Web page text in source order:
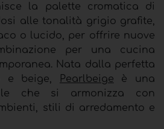
la palette cromatica di
alle tonalità grigio grafite,
o lucido, per offrire nuove
per una cucina
Nata dalla perfetta
e beige,
Pearlbeige è una
che si armonizza con
stili di arredamento e